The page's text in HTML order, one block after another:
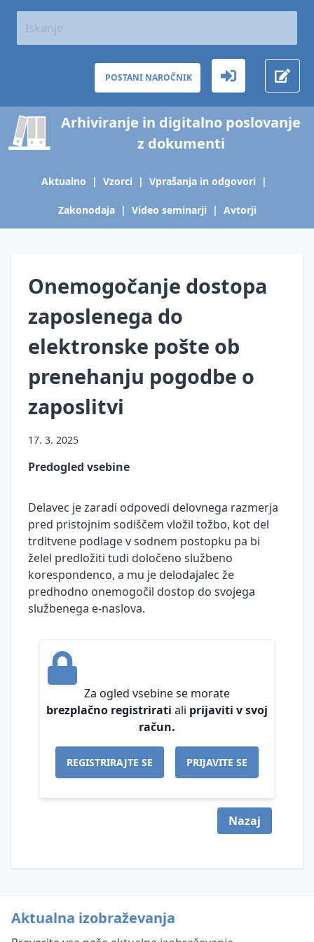
POSTANI NAROČNIK
Arhiviranje in digitalno poslovanje
z dokumenti
Aktualno | Vzorci | Vprašanja in odgovori |
Zakonodaja | Video seminarji | Avtorji
Aktualno
hrambi
gradiva
Arhivska
Zakonodaja,
obravnava
osebne,
tajne in
zaupne
podatke
osebnih
varnost
osebnih
podatkov
Smernice
za varstvo
osebnih
podatkov
Mnenja
Informacijskega
področju
podatkov
Ustvarjalci
Pravila
pisarniškega
Zajem
hramba
Zajem in
Obveznosti
Onemogočanje dostopa
zaposlenega do
elektronske pošte ob
prenehanju pogodbe o
zaposlitvi
17. 3. 2025
Predogled vsebine
Delavec je zaradi odpovedi delovnega razmerja
pred pristojnim sodiščem vložil tožbo, kot del
trditvene podlage v sodnem postopku pa bi
želel predložiti tudi določeno službeno
korespondenco, a mu je delodajalec že
predhodno onemogočil dostop do svojega
službenega e-naslova.
Za ogled vsebine se morate
brezplačno registrirati ali prijaviti v svoj
račun.
REGISTRIRAJTE SE PRIJAVITE SE
Nazaj
Aktualna izobraževanja